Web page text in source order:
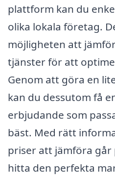
plattform kan du
olika lokala företag.
möjligheten att
tjänster för att
Genom att göra en
kan du dessutom få
erbjudande som
bäst. Med rätt
priser att jämföra går
hitta den perfekta